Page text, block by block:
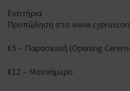
Εισιτήρια
Προπώληση στο
€5 – Παρασκευή (Opening
€12 – Μονοήμερο